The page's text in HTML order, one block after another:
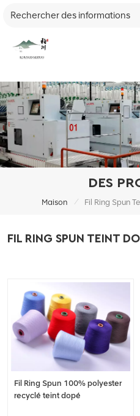
DES
Maison / Fil Ring Spun
FIL RING SPUN TEINT
Fil Ring Spun 100% polyester
recyclé teint dopé